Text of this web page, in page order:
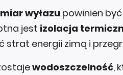
wyłazu powinien
jest izolacja
strat energii zimą i
wodoszczelność,